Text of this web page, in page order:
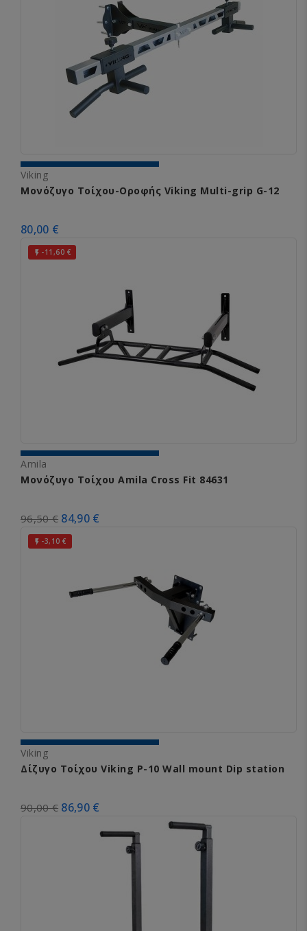
Viking
Μονόζυγο Τοίχου-Οροφής Viking Multi-grip G-12
80,00 €
 -11,60 €
Amila
Μονόζυγο Τοίχου Amila Cross Fit 84631
96,50 € 84,90 €
 -3,10 €
Viking
Δίζυγο Τοίχου Viking P-10 Wall mount Dip station
90,00 € 86,90 €